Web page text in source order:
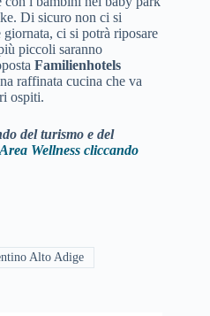
Di sicuro non ci si
ci si potrà riposare
piccoli saranno
Familienhotels
raffinata cucina che va
ospiti.
del turismo e del
Area Wellness cliccando
Alto Adige